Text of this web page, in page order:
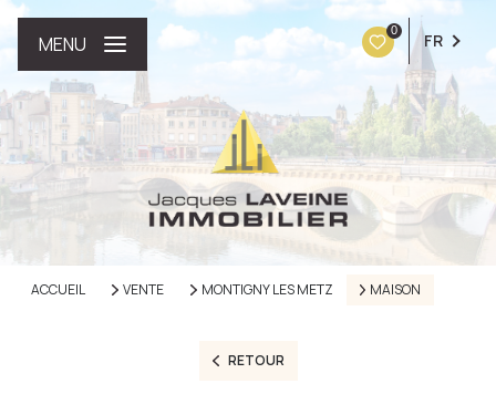
0 FR
MENU
ACCUEIL VENTE MONTIGNY LES METZ MAISON
RETOUR